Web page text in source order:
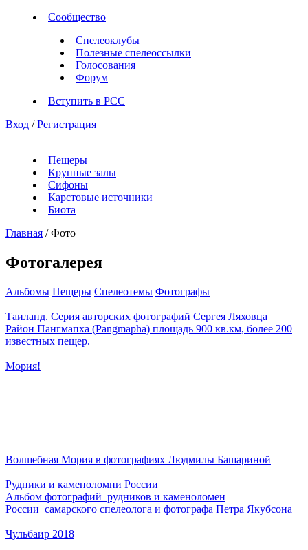
Сообщество
Спелеоклубы
Полезные спелеоссылки
Голосования
Форум
Вступить в РСС
Вход / Регистрация
Пещеры
Крупные залы
Сифоны
Карстовые источники
Биота
Главная / Фото
Фотогалерея
Альбомы Пещеры Спелеотемы Фотографы
Таиланд. Серия авторских фотографий Сергея Ляховца
Район Пангмапха (Pangmapha) площадь 900 кв.км, более 200
известных пещер.
Мория!
Волшебная Мория в фотографиях Людмилы Башариной
Рудники и каменоломни России
Альбом фотографий рудников и каменоломен
России самарского спелеолога и фотографа Петра Якубсона
Чульбаир 2018